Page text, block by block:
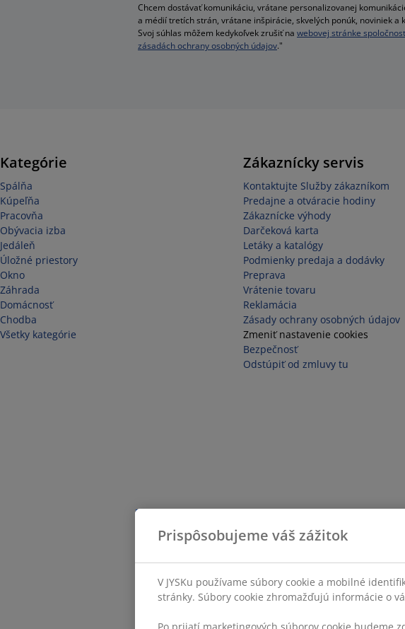
Chcem dostávať komunikáciu, vrátane personalizovanej
a médií tretích strán, vrátane inšpirácie, skvelých ponúk, noviniek a
Svoj súhlas môžem kedykoľvek zrušiť na webovej stránke
zásadách ochrany osobných údajov."
Kategórie
Spálňa
Kúpeľňa
Pracovňa
Obývacia izba
Jedáleň
Úložné priestory
Okno
Záhrada
Domácnosť
Chodba
Všetky kategórie
Zákaznícky servis
Kontaktujte Služby zákazníkom
Predajne a otváracie hodiny
Zákaznícke výhody
Darčeková karta
Letáky a katalógy
Podmienky predaja a dodávky
Preprava
Vrátenie tovaru
Reklamácia
Zásady ochrany osobných údajov
Zmeniť nastavenie cookies
Bezpečnosť
Odstúpiť od zmluvy tu
Prispôsobujeme váš zážitok
V JYSKu používame súbory cookie a mobilné
stránky. Súbory cookie zhromažďujú informácie o